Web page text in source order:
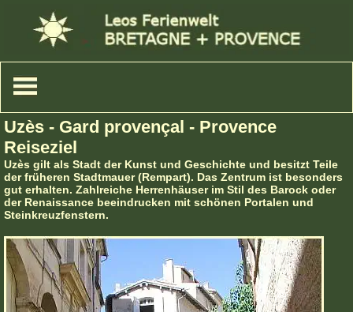
Uzès - Gard provençal - Provence
Reiseziel
Uzès gilt als Stadt der Kunst und Geschichte und besitzt Teile
der früheren Stadtmauer (Rempart). Das Zentrum ist besonders
gut erhalten. Zahlreiche Herrenhäuser im Stil des Barock oder
der Renaissance beeindrucken mit schönen Portalen und
Steinkreuzfenstern.